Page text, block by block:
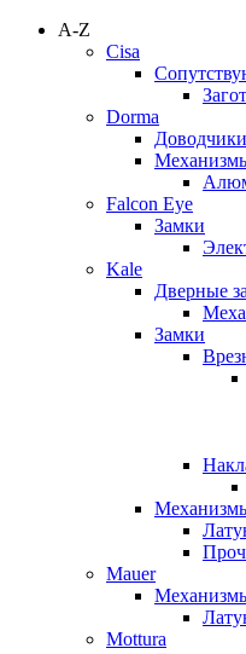
A-Z
Cisa
Dorma
Доводчики
Falcon Eye
Замки
Kale
Дверные
Замки
Mauer
Mottura